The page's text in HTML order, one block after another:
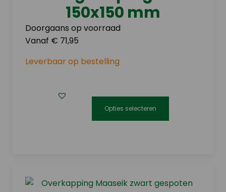
150x150 mm
Doorgaans op voorraad
Vanaf € 71,95
Leverbaar op bestelling
Opties selecteren
variaties.